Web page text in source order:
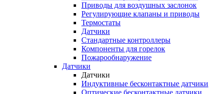
Приводы для воздушных заслонок
Регулирующие клапаны и приводы
Термостаты
Датчики
Стандартные контроллеры
Компоненты для горелок
Пожарообнаружение
Датчики
Датчики
Индуктивные бесконтактные датчики
Оптические бесконтактные датчики